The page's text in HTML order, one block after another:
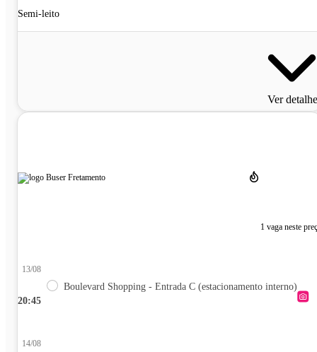
Semi-leito
Ver
1 vaga neste
20:45
13/08
Boulevard Shopping - Entrada C (estacionamento interno)
14/08